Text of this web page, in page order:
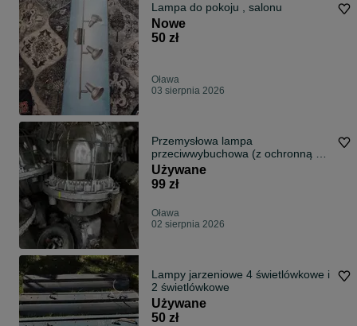
Lampa do pokoju , salonu
Nowe
50 zł
Oława
03 sierpnia 2026
Przemysłowa lampa
przeciwwybuchowa (z ochronną kra
cotką)od 99 zł
Używane
99 zł
Oława
02 sierpnia 2026
Lampy jarzeniowe 4 świetlówkowe i
2 świetlówkowe
Używane
50 zł